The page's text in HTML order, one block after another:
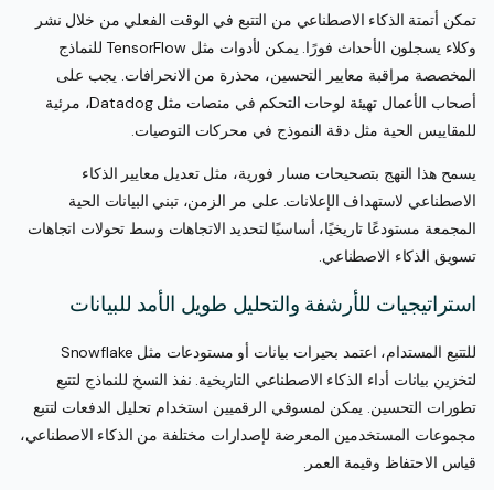
تمكن أتمتة الذكاء الاصطناعي من التتبع في الوقت الفعلي من خلال نشر
وكلاء يسجلون الأحداث فورًا. يمكن لأدوات مثل TensorFlow للنماذج
المخصصة مراقبة معايير التحسين، محذرة من الانحرافات. يجب على
أصحاب الأعمال تهيئة لوحات التحكم في منصات مثل Datadog، مرئية
للمقاييس الحية مثل دقة النموذج في محركات التوصيات.
يسمح هذا النهج بتصحيحات مسار فورية، مثل تعديل معايير الذكاء
الاصطناعي لاستهداف الإعلانات. على مر الزمن، تبني البيانات الحية
المجمعة مستودعًا تاريخيًا، أساسيًا لتحديد الاتجاهات وسط تحولات اتجاهات
تسويق الذكاء الاصطناعي.
استراتيجيات للأرشفة والتحليل طويل الأمد للبيانات
للتتبع المستدام، اعتمد بحيرات بيانات أو مستودعات مثل Snowflake
لتخزين بيانات أداء الذكاء الاصطناعي التاريخية. نفذ النسخ للنماذج لتتبع
تطورات التحسين. يمكن لمسوقي الرقميين استخدام تحليل الدفعات لتتبع
مجموعات المستخدمين المعرضة لإصدارات مختلفة من الذكاء الاصطناعي،
قياس الاحتفاظ وقيمة العمر.